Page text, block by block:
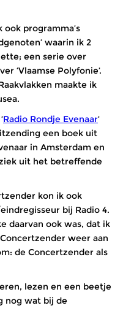
programma’s
waarin ik 2
een serie over
‘Vlaamse Polyfonie’.
maakte ik
Radio Rondje Evenaar‘
een boek uit
in Amsterdam en
uit het betreffende
kon ik ook
bij Radio 4.
daarvan ook was, dat ik
weer aan
de Concertzender als
lezen en een beetje
nog wat bij de